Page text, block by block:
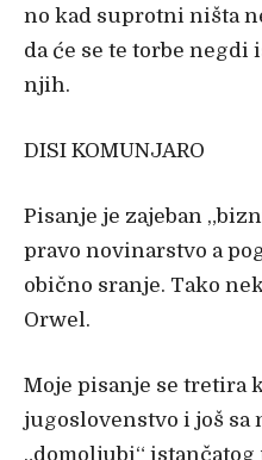
no kad suprotni ništa
da će se te torbe negdi
njih.
DISI KOMUNJARO
Pisanje je zajeban
pravo novinarstvo a
obično sranje. Tako
Orwel.
Moje pisanje se tretira
jugoslovenstvo i još
„domoljubi“